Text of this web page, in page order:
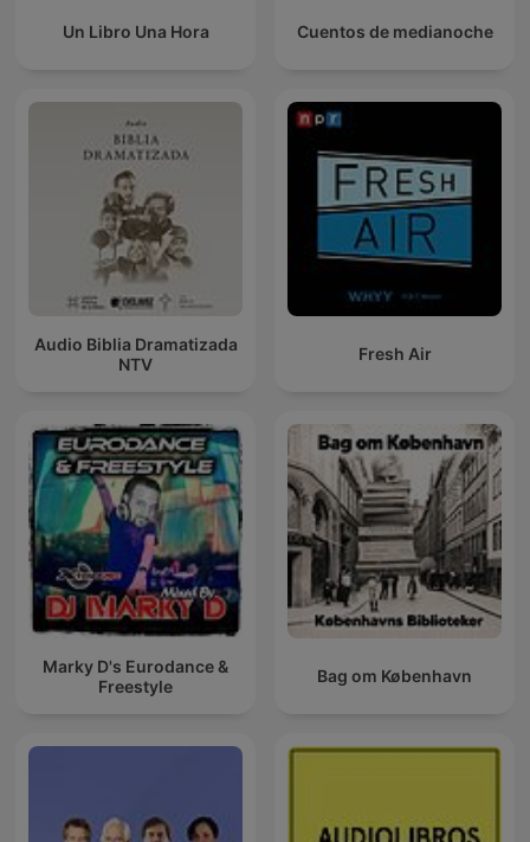
Un Libro Una Hora Cuentos de medianoche
Audio Biblia Dramatizada
NTV
Fresh Air
Marky D's Eurodance &
Freestyle
Bag om København